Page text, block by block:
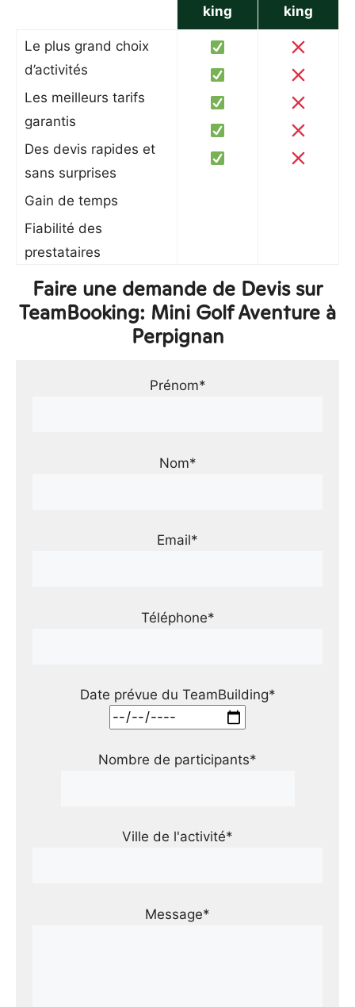
king
king
Le plus grand choix
d’activités
Les meilleurs tarifs
garantis
Des devis rapides et
sans surprises
Gain de temps
Fiabilité des
prestataires
Faire une demande de Devis sur
TeamBooking: Mini Golf Aventure à
Perpignan
Prénom*
Nom*
Email*
Téléphone*
Date prévue du TeamBuilding*
Nombre de participants*
Ville de l'activité*
Message*